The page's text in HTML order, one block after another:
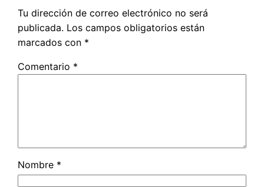
Tu dirección de correo electrónico no será
publicada. Los campos obligatorios están
marcados con *
Comentario *
Nombre *